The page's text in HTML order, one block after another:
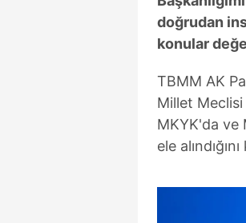
doğrudan
konular
TBMM AK
Millet Meclisi
MKYK'da ve
ele